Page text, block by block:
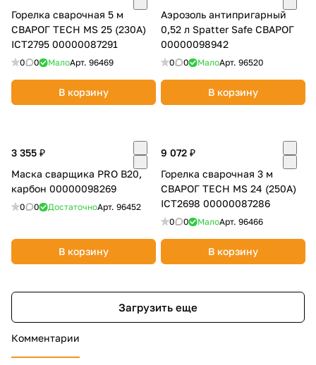
Горелка сварочная 5 м
СВАРОГ TECH MS 25 (230А)
ICT2795 00000087291
0 0 МалоАрт. 96469
В корзину
Аэрозоль антипригарный
0,52 л Spatter Safe СВАРОГ
00000098942
0 0 МалоАрт. 96520
В корзину
3 355 ₽
Маска сварщика PRO B20,
карбон 00000098269
0 0 ДостаточноАрт. 96452
В корзину
9 072 ₽
Горелка сварочная 3 м
СВАРОГ TECH MS 24 (250А)
ICT2698 00000087286
0 0 МалоАрт. 96466
В корзину
Загрузить еще
Комментарии